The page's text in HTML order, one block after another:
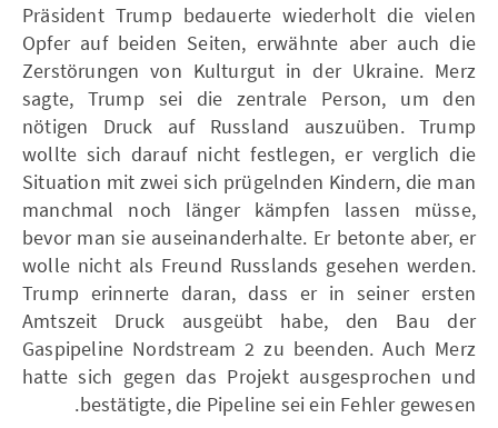
Präsident Trump bedauerte wiederholt die vielen
Opfer auf beiden Seiten, erwähnte aber auch die
Zerstörungen von Kulturgut in der Ukraine. Merz
sagte, Trump sei die zentrale Person, um den
nötigen Druck auf Russland auszuüben. Trump
wollte sich darauf nicht festlegen, er verglich die
Situation mit zwei sich prügelnden Kindern, die man
manchmal noch länger kämpfen lassen müsse,
bevor man sie auseinanderhalte. Er betonte aber, er
wolle nicht als Freund Russlands gesehen werden.
Trump erinnerte daran, dass er in seiner ersten
Amtszeit Druck ausgeübt habe, den Bau der
Gaspipeline Nordstream 2 zu beenden. Auch Merz
hatte sich gegen das Projekt ausgesprochen und
bestätigte, die Pipeline sei ein Fehler gewesen.